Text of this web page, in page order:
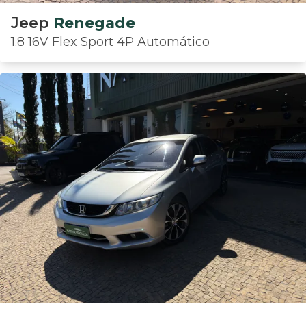
Jeep Renegade
1.8 16V Flex Sport 4P Automático